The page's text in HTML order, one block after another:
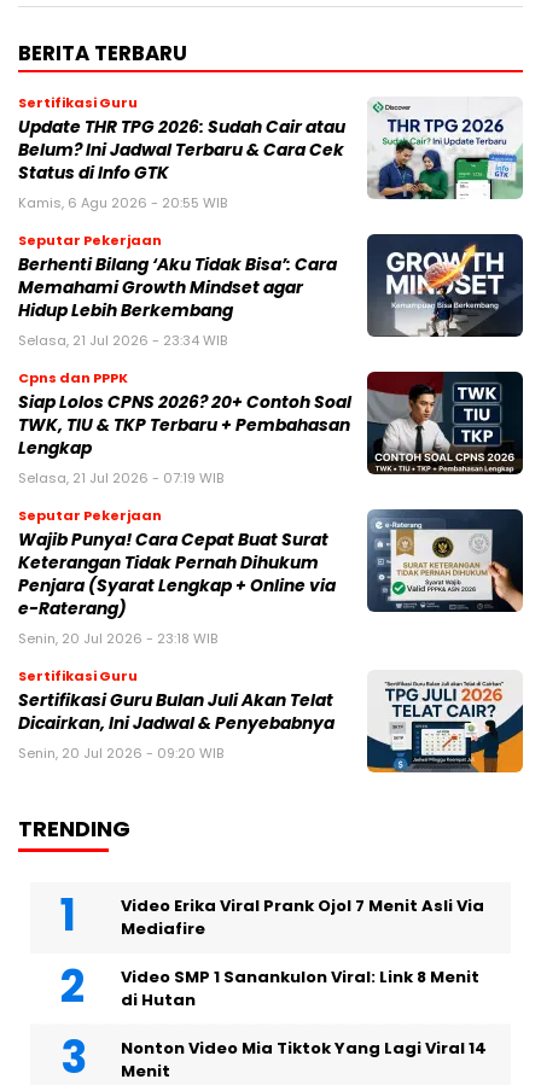
BERITA TERBARU
Sertifikasi Guru
Update THR TPG 2026: Sudah Cair atau
Belum? Ini Jadwal Terbaru & Cara Cek
Status di Info GTK
Kamis, 6 Agu 2026 - 20:55 WIB
Seputar Pekerjaan
Berhenti Bilang ‘Aku Tidak Bisa’: Cara
Memahami Growth Mindset agar
Hidup Lebih Berkembang
Selasa, 21 Jul 2026 - 23:34 WIB
Cpns dan PPPK
Siap Lolos CPNS 2026? 20+ Contoh Soal
TWK, TIU & TKP Terbaru + Pembahasan
Lengkap
Selasa, 21 Jul 2026 - 07:19 WIB
Seputar Pekerjaan
Wajib Punya! Cara Cepat Buat Surat
Keterangan Tidak Pernah Dihukum
Penjara (Syarat Lengkap + Online via
e-Raterang)
Senin, 20 Jul 2026 - 23:18 WIB
Sertifikasi Guru
Sertifikasi Guru Bulan Juli Akan Telat
Dicairkan, Ini Jadwal & Penyebabnya
Senin, 20 Jul 2026 - 09:20 WIB
TRENDING
Video Erika Viral Prank Ojol 7 Menit Asli Via
Mediafire
Video SMP 1 Sanankulon Viral: Link 8 Menit
di Hutan
Nonton Video Mia Tiktok Yang Lagi Viral 14
Menit